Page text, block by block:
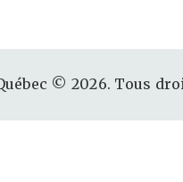
© 2026. Tous